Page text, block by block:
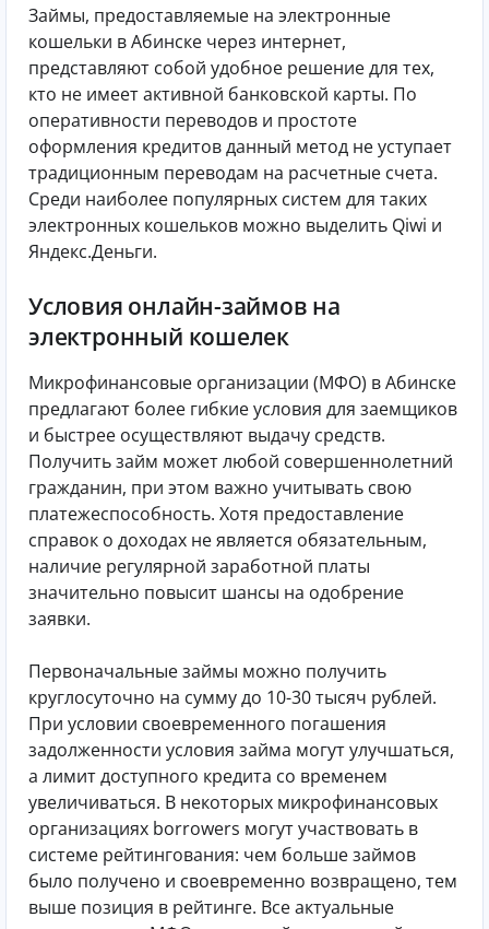
Займы, предоставляемые на электронные
кошельки в Абинске через интернет,
представляют собой удобное решение для тех,
кто не имеет активной банковской карты. По
оперативности переводов и простоте
оформления кредитов данный метод не уступает
традиционным переводам на расчетные счета.
Среди наиболее популярных систем для таких
электронных кошельков можно выделить Qiwi и
Яндекс.Деньги.
Условия онлайн-займов на
электронный кошелек
Микрофинансовые организации (МФО) в Абинске
предлагают более гибкие условия для заемщиков
и быстрее осуществляют выдачу средств.
Получить займ может любой совершеннолетний
гражданин, при этом важно учитывать свою
платежеспособность. Хотя предоставление
справок о доходах не является обязательным,
наличие регулярной заработной платы
значительно повысит шансы на одобрение
заявки.
Первоначальные займы можно получить
круглосуточно на сумму до 10-30 тысяч рублей.
При условии своевременного погашения
задолженности условия займа могут улучшаться,
а лимит доступного кредита со временем
увеличиваться. В некоторых микрофинансовых
организациях borrowers могут участвовать в
системе рейтингования: чем больше займов
было получено и своевременно возвращено, тем
выше позиция в рейтинге. Все актуальные